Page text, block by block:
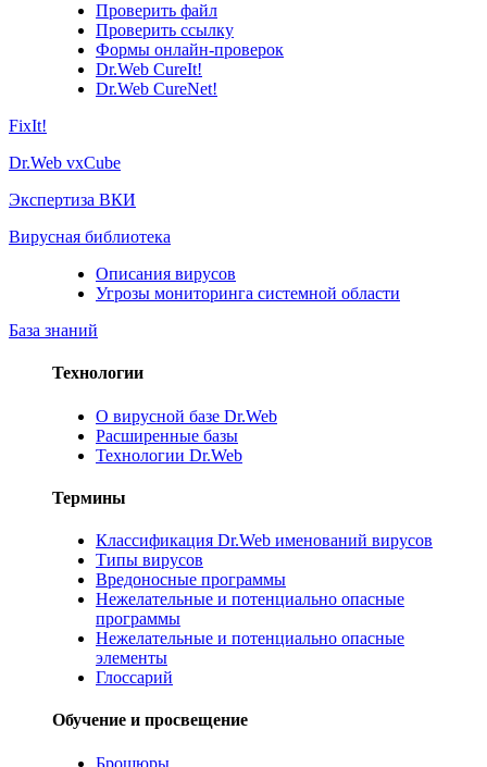
Проверить файл
Проверить ссылку
Формы онлайн-проверок
Dr.Web CureIt!
Dr.Web CureNet!
FixIt!
Dr.Web vxCube
Экспертиза ВКИ
Вирусная библиотека
Описания вирусов
Угрозы мониторинга системной области
База знаний
Технологии
О вирусной базе Dr.Web
Расширенные базы
Технологии Dr.Web
Термины
Классификация Dr.Web именований вирусов
Типы вирусов
Вредоносные программы
Нежелательные и потенциально опасные
программы
Нежелательные и потенциально опасные
элементы
Глоссарий
Обучение и просвещение
Брошюры